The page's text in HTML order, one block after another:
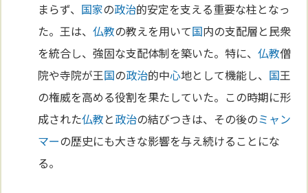
まらず、 国家の政治的安定を支える重要な柱となっ
た。王は、仏教の教えを用いて国内の支配層と民衆
を統合し、強固な支配体制を築いた。特に、仏教僧
院や寺院が王国の政治的中心地として機能し、 国王
の権威を高める役割を果たしていた。この時期に形
成された仏教と政治の結びつきは、その後のミャン
マーの歴史にも大きな影響を与え続けることにな
る。